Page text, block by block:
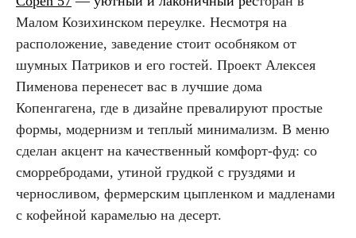
Малом Козихинском переулке. Несмотря на
расположение, заведение стоит особняком от
шумных Патриков и его гостей. Проект Алексея
Пименова перенесет вас в лучшие дома
Копенгагена, где в дизайне превалируют простые
формы, модернизм и теплый минимализм. В меню
сделан акцент на качественный комфорт-фуд: со
сморребродами, утиной грудкой с груздями и
черносливом, фермерским цыпленком и мадленами
с кофейной карамелью на десерт.